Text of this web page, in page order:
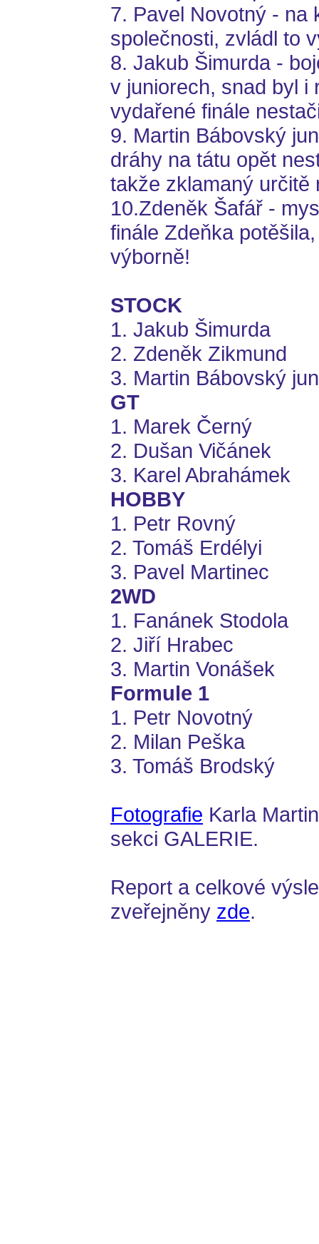
7. Pavel Novotný - na
společnosti, zvládl to
8. Jakub Šimurda -
v juniorech, snad byl i
vydařené finále
9. Martin Bábovský
dráhy na tátu opět
takže zklamaný určitě
10.Zdeněk Šafář -
finále Zdeňka
výborně!
STOCK
1. Jakub Šimurda
2. Zdeněk Zikmund
3. Martin Bábovský
GT
1. Marek Černý
2. Dušan Vičánek
3. Karel Abrahámek
HOBBY
1. Petr Rovný
2. Tomáš Erdélyi
3. Pavel Martinec
2WD
1. Fanánek Stodola
2. Jiří Hrabec
3. Martin Vonášek
Formule 1
1. Petr Novotný
2. Milan Peška
3. Tomáš Brodský
Fotografie Karla
sekci GALERIE.
Report a celkové
zveřejněny zde.